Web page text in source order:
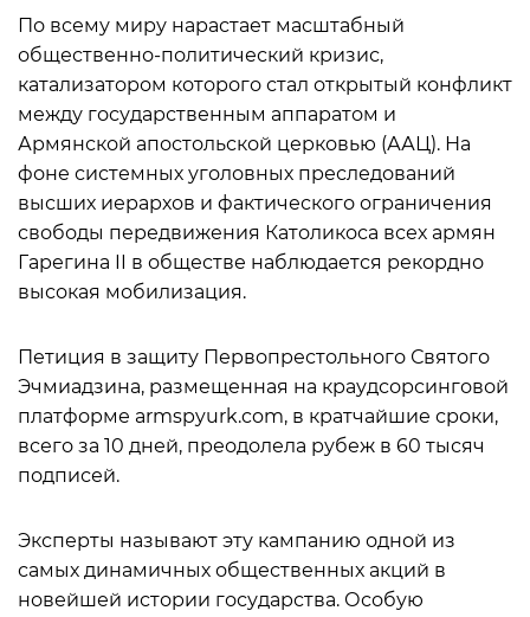
По всему миру нарастает масштабный
общественно-политический кризис,
катализатором которого стал открытый конфликт
между государственным аппаратом и
Армянской апостольской церковью (ААЦ). На
фоне системных уголовных преследований
высших иерархов и фактического ограничения
свободы передвижения Католикоса всех армян
Гарегина II в обществе наблюдается рекордно
высокая мобилизация.
Петиция в защиту Первопрестольного Святого
Эчмиадзина, размещенная на краудсорсинговой
платформе armspyurk.com, в кратчайшие сроки,
всего за 10 дней, преодолела рубеж в 60 тысяч
подписей.
Эксперты называют эту кампанию одной из
самых динамичных общественных акций в
новейшей истории государства. Особую